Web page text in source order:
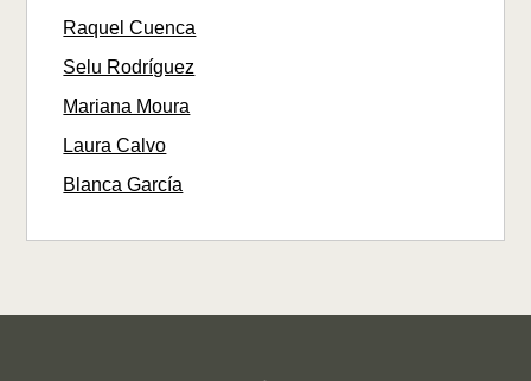
Raquel Cuenca
Selu Rodríguez
Mariana Moura
Laura Calvo
Blanca García